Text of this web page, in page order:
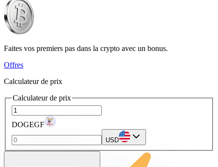
Faites vos premiers pas dans la crypto avec un bonus.
Offres
Calculateur de prix
Calculateur de prix
DOGEGF
USD